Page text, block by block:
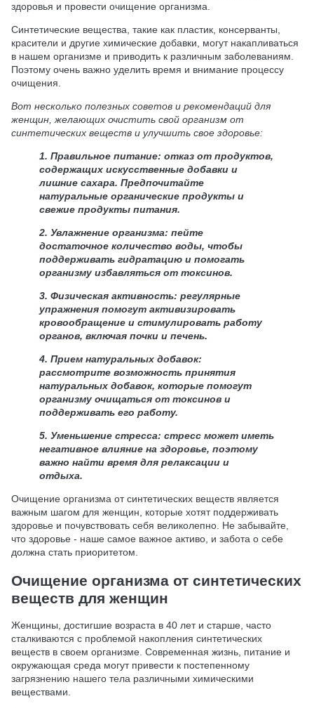
здоровья и провести очищение организма.
Синтетические вещества, такие как пластик, консерванты,
красители и другие химические добавки, могут накапливаться
в нашем организме и приводить к различным заболеваниям.
Поэтому очень важно уделить время и внимание процессу
очищения.
Вот несколько полезных советов и рекомендаций для
женщин, желающих очистить свой организм от
синтетических веществ и улучшить свое здоровье:
1. Правильное питание: отказ от продуктов,
содержащих искусственные добавки и
лишние сахара. Предпочитайте
натуральные органические продукты и
свежие продукты питания.
2. Увлажнение организма: пейте
достаточное количество воды, чтобы
поддерживать гидратацию и помогать
организму избавляться от токсинов.
3. Физическая активность: регулярные
упражнения помогут активизировать
кровообращение и стимулировать работу
органов, включая почки и печень.
4. Прием натуральных добавок:
рассмотрите возможность принятия
натуральных добавок, которые помогут
организму очищаться от токсинов и
поддерживать его работу.
5. Уменьшение стресса: стресс может иметь
негативное влияние на здоровье, поэтому
важно найти время для релаксации и
отдыха.
Очищение организма от синтетических веществ является
важным шагом для женщин, которые хотят поддерживать
здоровье и почувствовать себя великолепно. Не забывайте,
что здоровье - наше самое важное активо, и забота о себе
должна стать приоритетом.
Очищение организма от синтетических
веществ для женщин
Женщины, достигшие возраста в 40 лет и старше, часто
сталкиваются с проблемой накопления синтетических
веществ в своем организме. Современная жизнь, питание и
окружающая среда могут привести к постепенному
загрязнению нашего тела различными химическими
веществами.